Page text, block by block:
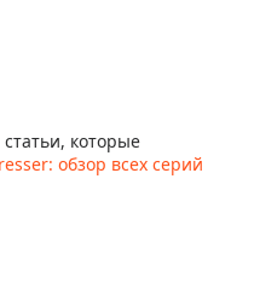
которые
обзор всех серий